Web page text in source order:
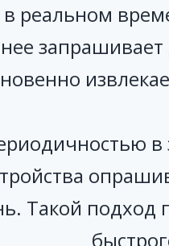
реальном
Такой